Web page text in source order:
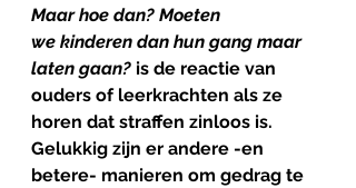
Maar hoe dan? Moeten
we kinderen dan hun gang maar
laten gaan? is de reactie van
ouders of leerkrachten als ze
horen dat straffen zinloos is.
Gelukkig zijn er andere -en
betere- manieren om gedrag te